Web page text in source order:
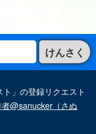
けんさく
」の登録リクエスト
@sanucker（さぬ